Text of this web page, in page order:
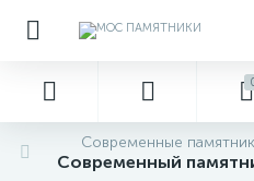
Современные
Современный